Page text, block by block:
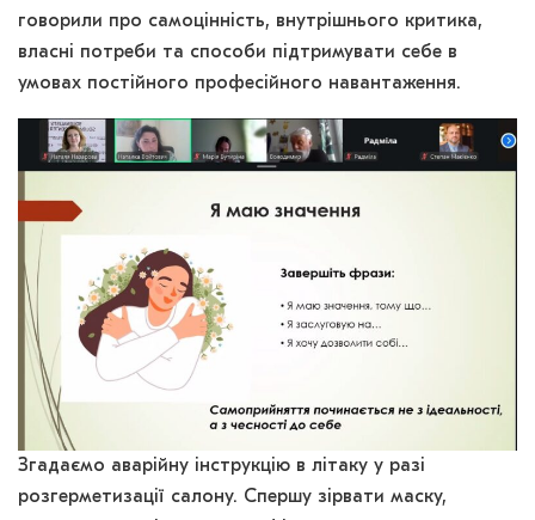
говорили про самоцінність, внутрішнього критика,
власні потреби та способи підтримувати себе в
умовах постійного професійного навантаження.
Згадаємо аварійну інструкцію в літаку у разі
розгерметизації салону. Спершу зірвати маску,